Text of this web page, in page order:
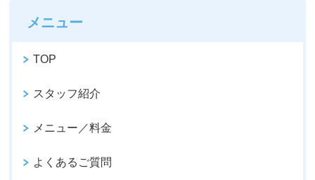
メニュー
TOP
スタッフ紹介
メニュー／料金
よくあるご質問